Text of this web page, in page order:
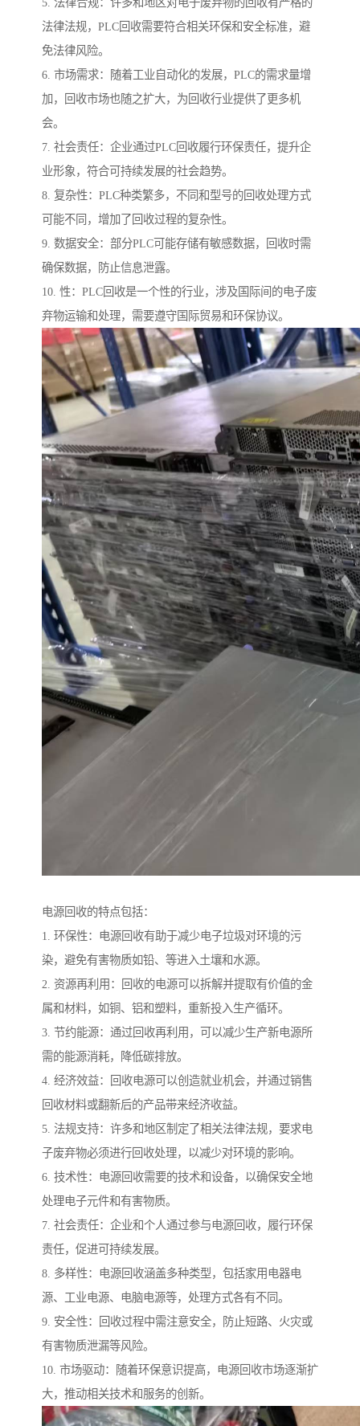
法律法规，PLC回收需要符合相关环保和安全标准，避
免法律风险。
6. 市场需求：随着工业自动化的发展，PLC的需求量增
加，回收市场也随之扩大，为回收行业提供了更多机
会。
7. 社会责任：企业通过PLC回收履行环保责任，提升企
业形象，符合可持续发展的社会趋势。
8. 复杂性：PLC种类繁多，不同和型号的回收处理方式
可能不同，增加了回收过程的复杂性。
9. 数据安全：部分PLC可能存储有敏感数据，回收时需
确保数据，防止信息泄露。
10. 性：PLC回收是一个性的行业，涉及国际间的电子废
弃物运输和处理，需要遵守国际贸易和环保协议。
电源回收的特点包括：
1. 环保性：电源回收有助于减少电子垃圾对环境的污
染，避免有害物质如铅、等进入土壤和水源。
2. 资源再利用：回收的电源可以拆解并提取有价值的金
属和材料，如铜、铝和塑料，重新投入生产循环。
3. 节约能源：通过回收再利用，可以减少生产新电源所
需的能源消耗，降低碳排放。
4. 经济效益：回收电源可以创造就业机会，并通过销售
回收材料或翻新后的产品带来经济收益。
5. 法规支持：许多和地区制定了相关法律法规，要求电
子废弃物必须进行回收处理，以减少对环境的影响。
6. 技术性：电源回收需要的技术和设备，以确保安全地
处理电子元件和有害物质。
7. 社会责任：企业和个人通过参与电源回收，履行环保
责任，促进可持续发展。
8. 多样性：电源回收涵盖多种类型，包括家用电器电
源、工业电源、电脑电源等，处理方式各有不同。
9. 安全性：回收过程中需注意安全，防止短路、火灾或
有害物质泄漏等风险。
10. 市场驱动：随着环保意识提高，电源回收市场逐渐扩
大，推动相关技术和服务的创新。